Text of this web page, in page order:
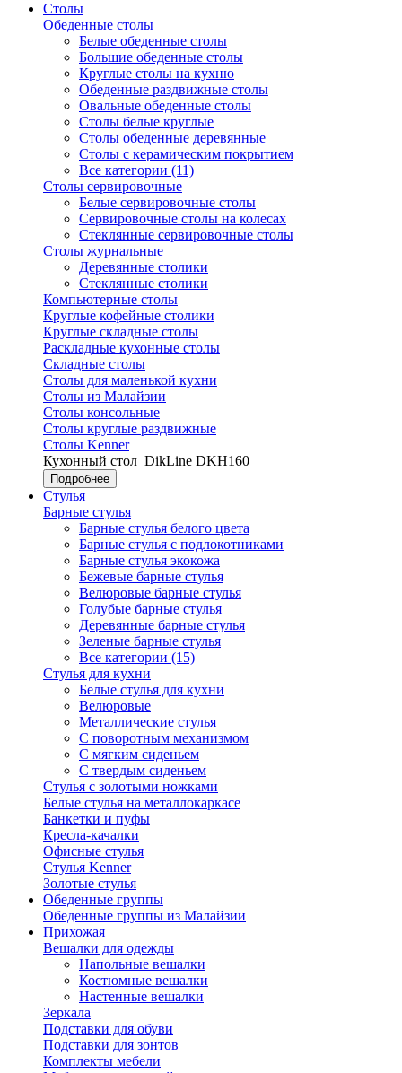
Столы
Обеденные столы
Белые обеденные столы
Большие обеденные столы
Круглые столы на кухню
Обеденные раздвижные столы
Овальные обеденные столы
Столы белые круглые
Столы обеденные деревянные
Столы с керамическим покрытием
Все категории (11)
Столы сервировочные
Белые сервировочные столы
Сервировочные столы на колесах
Стеклянные сервировочные столы
Столы журнальные
Деревянные столики
Стеклянные столики
Компьютерные столы
Круглые кофейные столики
Круглые складные столы
Раскладные кухонные столы
Складные столы
Столы для маленькой кухни
Столы из Малайзии
Столы консольные
Столы круглые раздвижные
Столы Kenner
Кухонный стол DikLine DKH160
Подробнее
Стулья
Барные стулья
Барные стулья белого цвета
Барные стулья с подлокотниками
Барные стулья экокожа
Бежевые барные стулья
Велюровые барные стулья
Голубые барные стулья
Деревянные барные стулья
Зеленые барные стулья
Все категории (15)
Стулья для кухни
Белые стулья для кухни
Велюровые
Металлические стулья
С поворотным механизмом
С мягким сиденьем
С твердым сиденьем
Стулья с золотыми ножками
Белые стулья на металлокаркасе
Банкетки и пуфы
Кресла-качалки
Офисные стулья
Стулья Kenner
Золотые стулья
Обеденные группы
Обеденные группы из Малайзии
Прихожая
Вешалки для одежды
Напольные вешалки
Костюмные вешалки
Настенные вешалки
Зеркала
Подставки для обуви
Подставки для зонтов
Комплекты мебели